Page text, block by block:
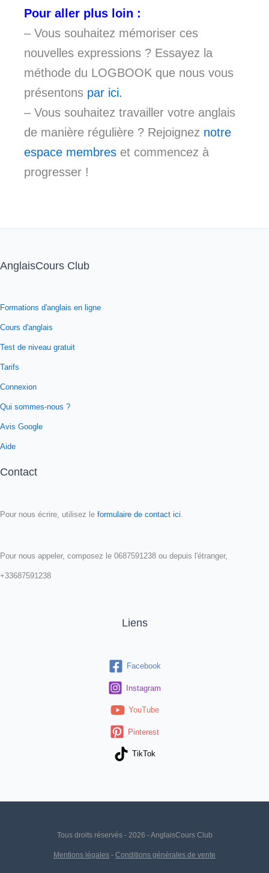
Pour aller plus loin :
– Vous souhaitez mémoriser ces
nouvelles expressions ? Essayez la
méthode du LOGBOOK que nous vous
présentons par ici.
– Vous souhaitez travailler votre anglais
de manière régulière ? Rejoignez notre
espace membres et commencez à
progresser !
AnglaisCours Club
Formations d'anglais en ligne
Cours d'anglais
Test de niveau gratuit
Tarifs
Connexion
Qui sommes-nous ?
Avis Google
Aide
Contact
Pour nous écrire, utilisez le formulaire de contact ici
Pour nous appeler, composez le 0687591238 ou depuis l'étranger,
+33687591238
Liens
Facebook
Instagram
YouTube
Pinterest
TikTok
Tous droits réservés - 2026 - AnglaisCours Club
Mentions légales - Conditions générales de vente